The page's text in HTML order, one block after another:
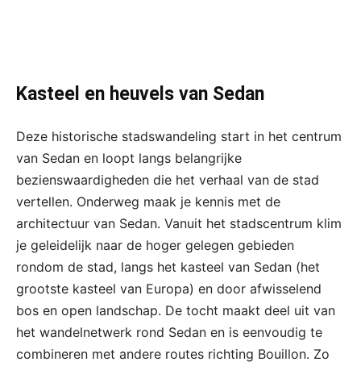
Kasteel en heuvels van Sedan
Deze historische stadswandeling start in het centrum
van Sedan en loopt langs belangrijke
bezienswaardigheden die het verhaal van de stad
vertellen. Onderweg maak je kennis met de
architectuur van Sedan. Vanuit het stadscentrum klim
je geleidelijk naar de hoger gelegen gebieden
rondom de stad, langs het kasteel van Sedan (het
grootste kasteel van Europa) en door afwisselend
bos en open landschap. De tocht maakt deel uit van
het wandelnetwerk rond Sedan en is eenvoudig te
combineren met andere routes richting Bouillon. Zo